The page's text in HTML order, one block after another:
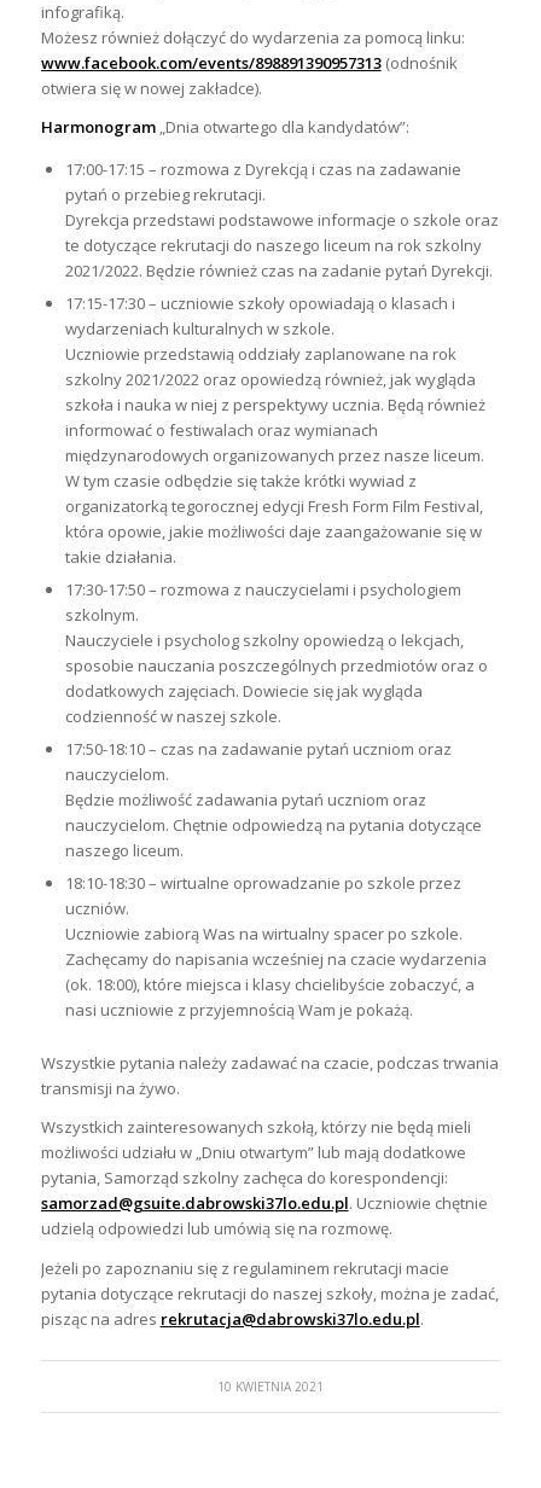
infografiką.
Możesz również dołączyć do wydarzenia za pomocą linku:
www.facebook.com/events/898891390957313(odnośnik
otwiera się w nowej zakładce).
Harmonogram„Dnia otwartego dla kandydatów”:
17:00-17:15 – rozmowa z Dyrekcją i czas na zadawanie
pytań o przebieg rekrutacji.
Dyrekcja przedstawi podstawowe informacje o szkole oraz
te dotyczące rekrutacji do naszego liceum na rok szkolny
2021/2022. Będzie również czas na zadanie pytań Dyrekcji.
17:15-17:30 – uczniowie szkoły opowiadają o klasach i
wydarzeniach kulturalnych w szkole.
Uczniowie przedstawią oddziały zaplanowane na rok
szkolny 2021/2022 oraz opowiedzą również, jak wygląda
szkoła i nauka w niej z perspektywy ucznia. Będą również
informować o festiwalach oraz wymianach
międzynarodowych organizowanych przez nasze liceum.
W tym czasie odbędzie się także krótki wywiad z
organizatorką tegorocznej edycji Fresh Form Film Festival,
która opowie, jakie możliwości daje zaangażowanie się w
takie działania.
17:30-17:50 – rozmowa z nauczycielami i psychologiem
szkolnym.
Nauczyciele i psycholog szkolny opowiedzą o lekcjach,
sposobie nauczania poszczególnych przedmiotów oraz o
dodatkowych zajęciach. Dowiecie się jak wygląda
codzienność w naszej szkole.
17:50-18:10 – czas na zadawanie pytań uczniom oraz
nauczycielom.
Będzie możliwość zadawania pytań uczniom oraz
nauczycielom. Chętnie odpowiedzą na pytania dotyczące
naszego liceum.
18:10-18:30 – wirtualne oprowadzanie po szkole przez
uczniów.
Uczniowie zabiorą Was na wirtualny spacer po szkole.
Zachęcamy do napisania wcześniej na czacie wydarzenia
(ok. 18:00), które miejsca i klasy chcielibyście zobaczyć, a
nasi uczniowie z przyjemnością Wam je pokażą.
Wszystkie pytania należy zadawać na czacie, podczas trwania
transmisji na żywo.
Wszystkich zainteresowanych szkołą, którzy nie będą mieli
możliwości udziału w „Dniu otwartym” lub mają dodatkowe
pytania, Samorząd szkolny zachęca do korespondencji:
samorzad@gsuite.dabrowski37lo.edu.pl. Uczniowie chętnie
udzielą odpowiedzi lub umówią się na rozmowę.
Jeżeli po zapoznaniu się z regulaminem rekrutacji macie
pytania dotyczące rekrutacji do naszej szkoły, można je zadać,
pisząc na adres rekrutacja@dabrowski37lo.edu.pl.
10 KWIETNIA 2021